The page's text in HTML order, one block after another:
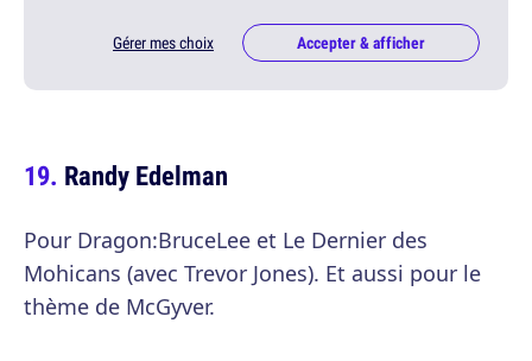
Gérer mes choix Accepter & afficher
Randy Edelman
Pour Dragon:BruceLee et Le Dernier des
Mohicans (avec Trevor Jones). Et aussi pour le
thème de McGyver.